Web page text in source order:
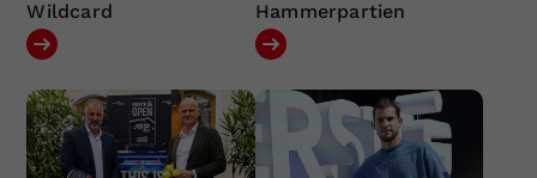
Wildcard
Hammerpartien